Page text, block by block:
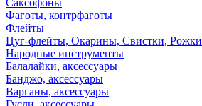
Саксофоны
Фаготы, контрфаготы
Флейты
Цуг-флейты, Окарины, Свистки, Рожки
Народные инструменты
Балалайки, аксессуары
Банджо, аксессуары
Варганы, аксессуары